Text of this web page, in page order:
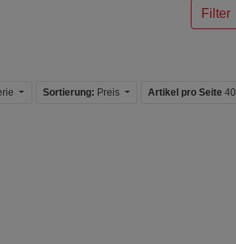
Filter
Sortierung: Preis Artikel pro Seite 40